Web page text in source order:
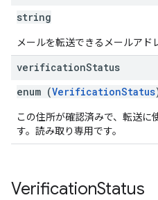
string
メールを転送できるメールアド
verificationStatus
enum (VerificationStatus
この住所が確認済みで、転送に
す。読み取り専用です。
VerificationStatus